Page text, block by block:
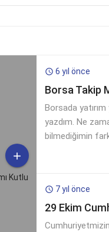

 6 yıl önce
Borsa Takip
Borsada
yazdım. Ne
bilmediğimin
 7 yıl önce
29 Ekim